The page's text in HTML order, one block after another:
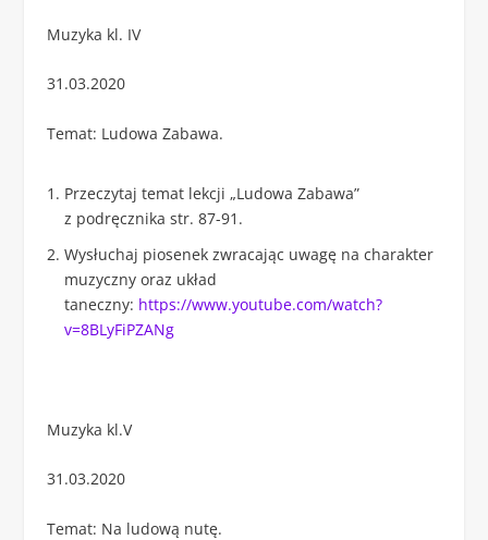
Muzyka kl. IV
31.03.2020
Temat: Ludowa Zabawa.
Przeczytaj temat lekcji „Ludowa Zabawa”
z podręcznika str. 87-91.
Wysłuchaj piosenek zwracając uwagę na charakter
muzyczny oraz układ
taneczny: https://www.youtube.com/watch?
v=8BLyFiPZANg
Muzyka kl.V
31.03.2020
Temat: Na ludową nutę.